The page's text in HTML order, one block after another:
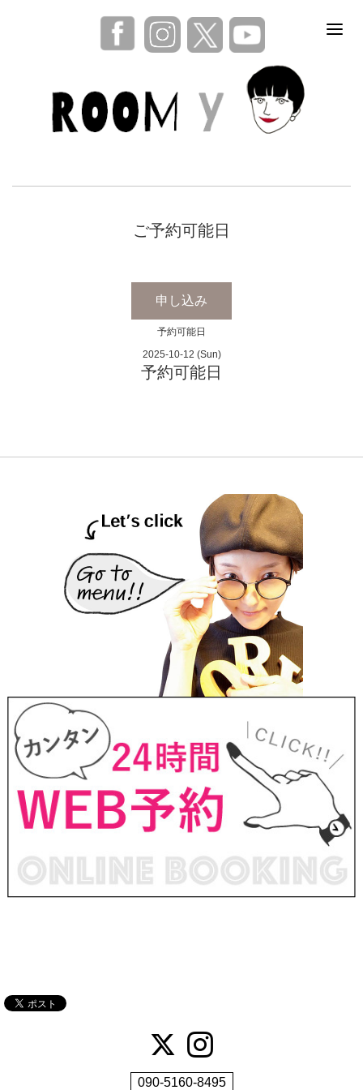
ご予約可能日
申し込み
予約可能日
2025-10-12 (Sun)
予約可能日
090-5160-8495